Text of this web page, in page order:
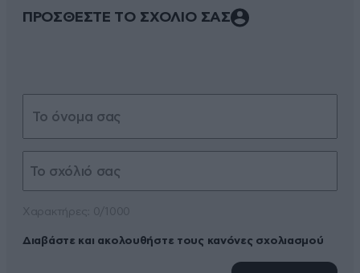
ΠΡΟΣΘΕΣΤΕ ΤΟ ΣΧΟΛΙΟ ΣΑΣ
Διαβάστε και ακολουθήστε τους κανόνες σχολιασμού